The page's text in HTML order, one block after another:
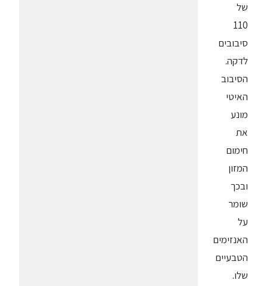
של
110
סיבובים
לדקה.
הסיבוב
האיטי
מונע
את
חימום
המזון
ובכך
שומר
על
האנזימים
הטבעיים
שלו.